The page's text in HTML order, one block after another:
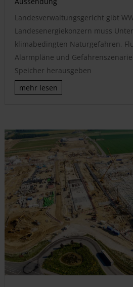
Landesverwaltungsgericht gibt
Landesenergiekonzern muss
klimabedingten Naturgefahren,
Alarmpläne und
Speicher herausgeben
mehr lesen